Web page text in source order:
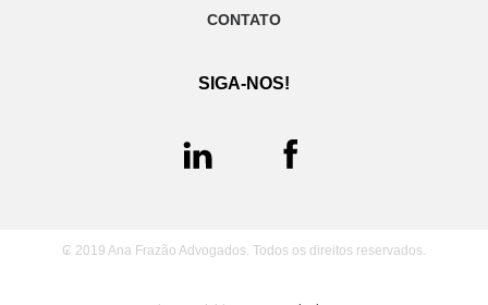
CONTATO
SIGA-NOS!
₢ 2019 Ana Frazão Advogados. Todos os direitos reservados.